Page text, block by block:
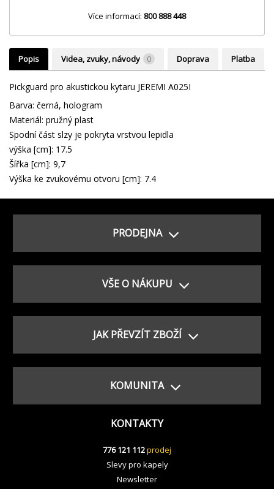
Více informací: 800 888 448
Popis Videa, zvuky, návody 0 Doprava Platba
Pickguard pro akustickou kytaru JEREMI A025I
Barva: černá, hologram
Materiál: pružný plast
Spodní část slzy je pokryta vrstvou lepidla
výška [cm]: 17.5
Šířka [cm]: 9,7
Výška ke zvukovému otvoru [cm]: 7.4
PRODEJNA
VŠE O NÁKUPU
JAK PŘEVZÍT ZBOŽÍ
KOMUNITA
KONTAKTY
776 121 112prodej
Slevy pro kapely
Newsletter